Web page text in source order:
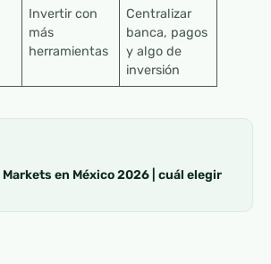
Invertir con
más
herramientas
Centralizar
banca, pagos
y algo de
inversión
Markets en México 2026 | cuál elegir